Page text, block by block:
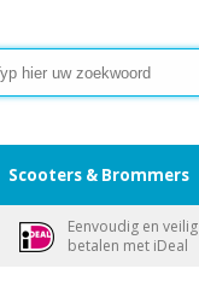
Scooters & Brommers
Eenvoudig en veilig
betalen met iDeal